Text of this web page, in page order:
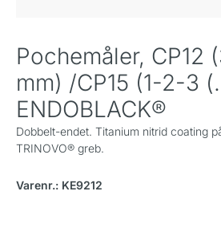
Pochemåler, CP12
mm) /CP15 (1-2-3
ENDOBLACK®
Dobbelt-endet. Titanium nitrid coating
TRINOVO® greb.
Varenr.: KE9212